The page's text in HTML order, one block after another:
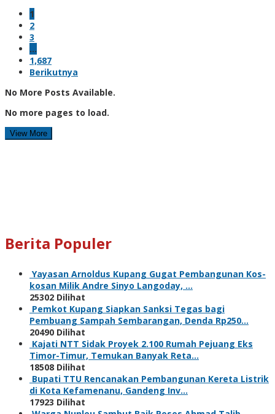
1
2
3
…
1,687
Berikutnya
No More Posts Available.
No more pages to load.
View More
Berita Populer
Yayasan Arnoldus Kupang Gugat Pembangunan Kos-
kosan Milik Andre Sinyo Langoday, …
25302 Dilihat
Pemkot Kupang Siapkan Sanksi Tegas bagi
Pembuang Sampah Sembarangan, Denda Rp250…
20490 Dilihat
Kajati NTT Sidak Proyek 2.100 Rumah Pejuang Eks
Timor-Timur, Temukan Banyak Reta…
18508 Dilihat
Bupati TTU Rencanakan Pembangunan Kereta Listrik
di Kota Kefamenanu, Gandeng Inv…
17923 Dilihat